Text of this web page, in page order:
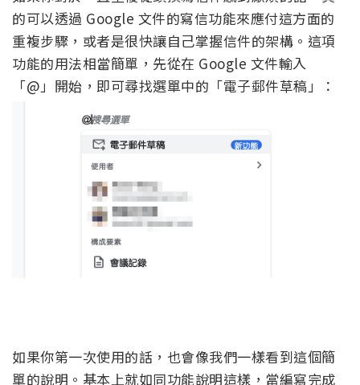
的可以透過 Google 文件的寫信功能來應付這方面的
重複步驟，或者是很快讓自己掌握信件的架構。這項
功能的用法相當簡單，先從在 Google 文件輸入
「@」開始，即可尋找選單中的「電子郵件草稿」：
如果你第一次使用的話，也會像我們一樣看到這個簡
單的說明。基本上就如同功能說明這樣，當編寫完成